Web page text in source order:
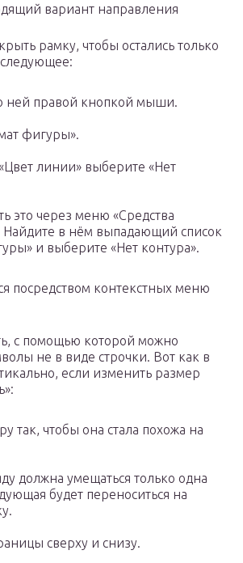
вариант направления
рамку, чтобы остались только
ней правой кнопкой мыши.
фигуры».
линии» выберите «Нет
это через меню «Средства
Найдите в нём выпадающий список
и выберите «Нет контура».
посредством контекстных меню
с помощью которой можно
не в виде строчки. Вот как в
если изменить размер
так, чтобы она стала похожа на
должна умещаться только одна
будет переноситься на
сверху и снизу.